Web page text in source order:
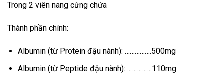
Trong 2 viên nang cứng chứa
Thành phần chính:
Albumin (từ Protein đậu nành): …………….500mg
Albumin (từ Peptide đậu nành):…………….110mg